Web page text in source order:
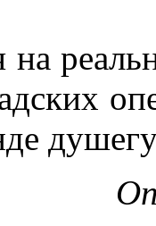
на